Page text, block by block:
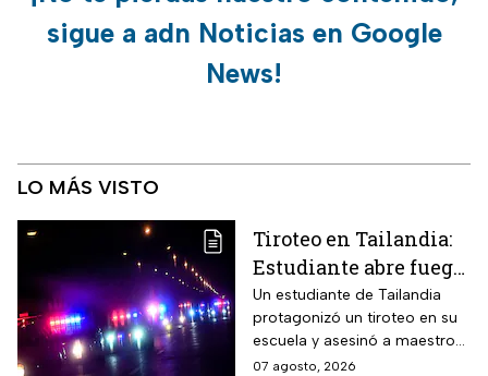
sigue a adn Noticias en Google
News!
LO MÁS VISTO
Tiroteo en Tailandia:
Estudiante abre fuego
contra maestros y
alumnos; antes mató a
sus abuelos
Un estudiante de Tailandia
protagonizó un tiroteo en su
escuela y asesinó a maestros
y alumnos
07 agosto, 2026